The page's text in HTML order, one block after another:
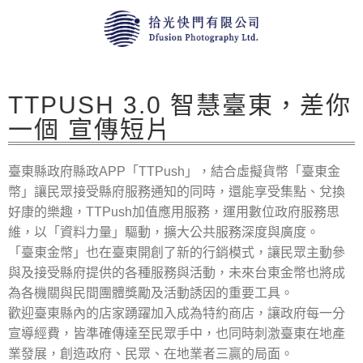
TTPUSH 3.0 智慧臺東，差你
一個 宣傳短片
臺東縣政府縣政APP「TTPush」，結合虛擬貨幣「臺東金
幣」讓民眾接受縣府服務通知的同時，還能享受集點、兌換
好康的樂趣，TTPush加值應用服務，運用數位政府服務思
維，以「資料力量」驅動，擴大公共服務深度與廣度。
「臺東金幣」也在臺東開創了新的行銷模式，讓民眾主動參
與及接受縣府提供的各種服務與活動，未來台東金幣也將成
為各機關與民間團體獎勵及活動誘因的重要工具。
歡迎臺東縣內的店家踴躍加入成為特約商店，讓政府每一分
宣導經費，皆準確傳達至民眾手中，也同時刺激臺東在地產
業發展，創造政府、民眾、在地業者三贏的局面。